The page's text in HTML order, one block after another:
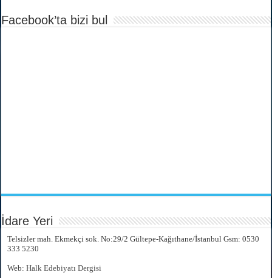
Facebook’ta bizi bul
İdare Yeri
Telsizler mah. Ekmekçi sok. No:29/2 Gültepe-Kağıthane/İstanbul Gsm: 0530
333 5230
Web:Halk Edebiyatı Dergisi